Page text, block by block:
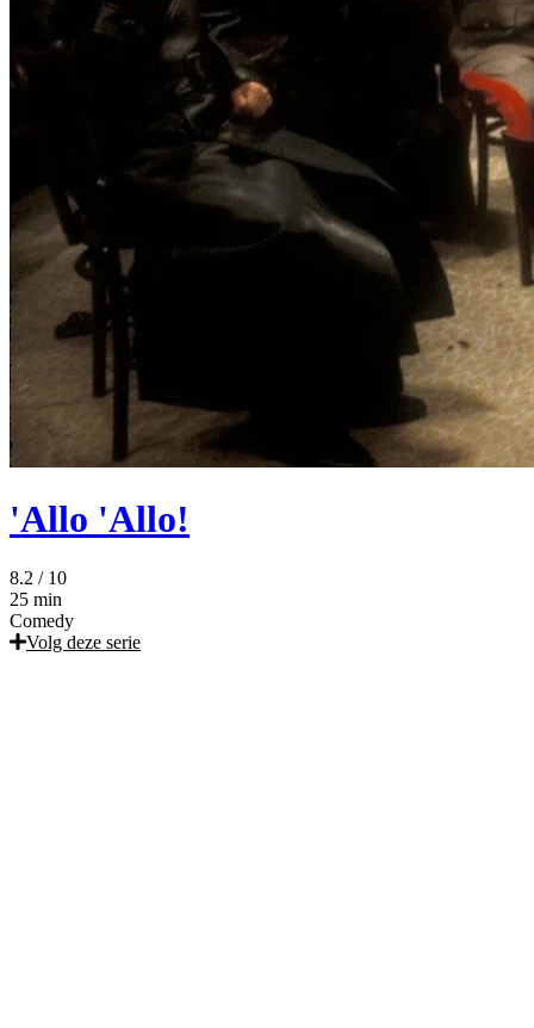
'Allo 'Allo!
8.2 / 10
25 min
Comedy
Volg deze serie